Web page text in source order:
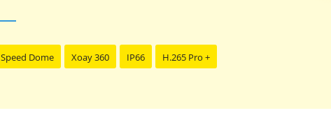
Speed Dome Xoay 360 IP66 H.265 Pro +